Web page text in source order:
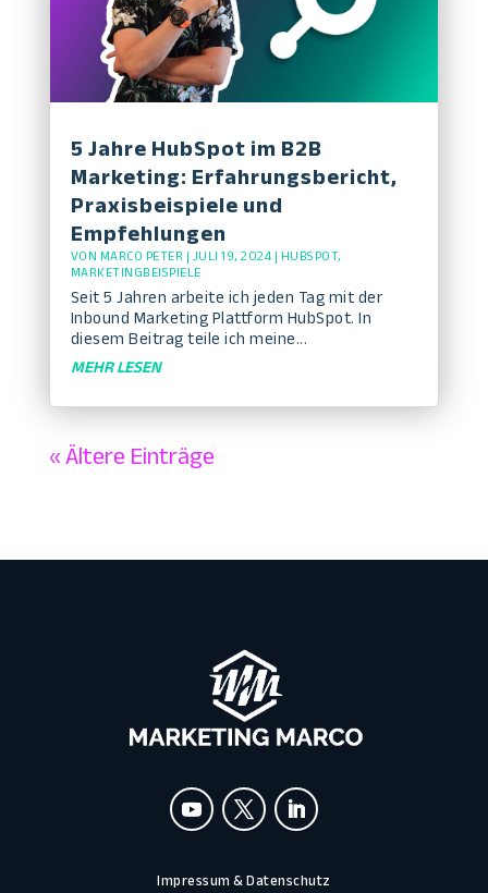
5 Jahre HubSpot im B2B
Marketing: Erfahrungsbericht,
Praxisbeispiele und
Empfehlungen
VON MARCO PETER |JULI 19, 2024| HUBSPOT,
MARKETINGBEISPIELE
Seit 5 Jahren arbeite ich jeden Tag mit der
Inbound Marketing Plattform HubSpot. In
diesem Beitrag teile ich meine...
MEHR LESEN
« Ältere Einträge
Impressum & Datenschutz